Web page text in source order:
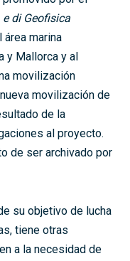
di Geofisica
área marina
y Mallorca y al
movilización
movilización de
de la
al proyecto.
de ser archivado por
su objetivo de lucha
tiene otras
a la necesidad de